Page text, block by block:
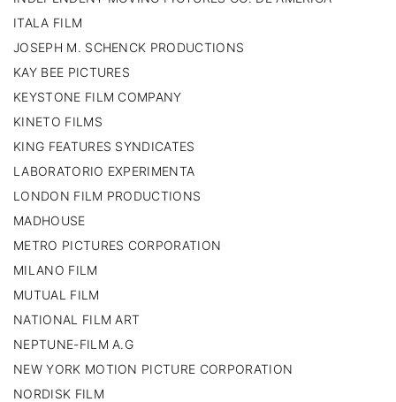
ITALA FILM
JOSEPH M. SCHENCK PRODUCTIONS
KAY BEE PICTURES
KEYSTONE FILM COMPANY
KINETO FILMS
KING FEATURES SYNDICATES
LABORATORIO EXPERIMENTA
LONDON FILM PRODUCTIONS
MADHOUSE
METRO PICTURES CORPORATION
MILANO FILM
MUTUAL FILM
NATIONAL FILM ART
NEPTUNE-FILM A.G
NEW YORK MOTION PICTURE CORPORATION
NORDISK FILM